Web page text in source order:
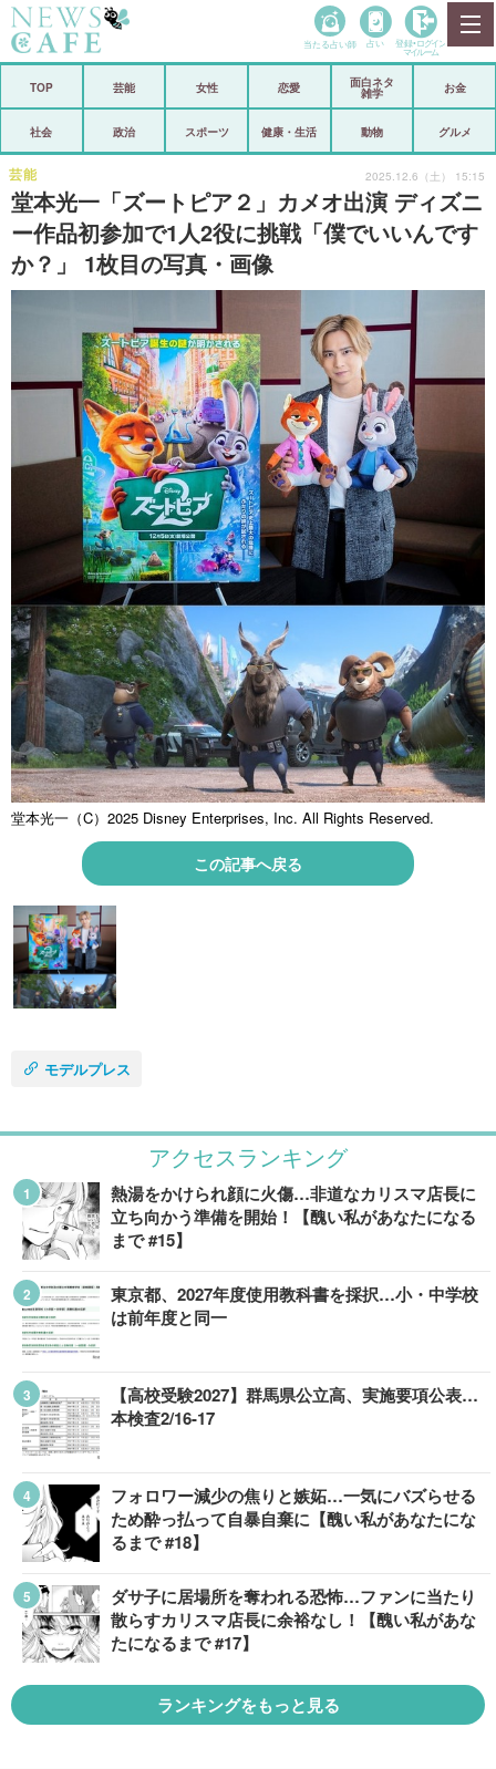
政治
芸能 スポーツ
恋愛 ビックリ
リリース ショップ
登録・ログイン/マイルーム
当たる占い師 占い 登録• ログイン
マイルーム
TOP 芸能 女性 恋愛
面白ネタ
雑学
お金
社会 政治 スポーツ 健康・生活 動物 グルメ
堂本光一「ズートピア２」カメオ出演 ディズニ
ー作品初参加で1人2役に挑戦「僕でいいんです
か？」 1枚目の写真・画像
芸能 2025.12.6（土） 15:15
堂本光一（C）2025 Disney Enterprises, Inc. All Rights Reserved.
この記事へ戻る
モデルプレス
アクセスランキング
熱湯をかけられ顔に火傷…非道なカリスマ店長に
立ち向かう準備を開始！【醜い私があなたになる
まで #15】
東京都、2027年度使用教科書を採択…小・中学校
は前年度と同一
【高校受験2027】群馬県公立高、実施要項公表…
本検査2/16-17
フォロワー減少の焦りと嫉妬…一気にバズらせる
ため酔っ払って自暴自棄に【醜い私があなたにな
るまで #18】
ダサ子に居場所を奪われる恐怖…ファンに当たり
散らすカリスマ店長に余裕なし！【醜い私があな
たになるまで #17】
ランキングをもっと見る